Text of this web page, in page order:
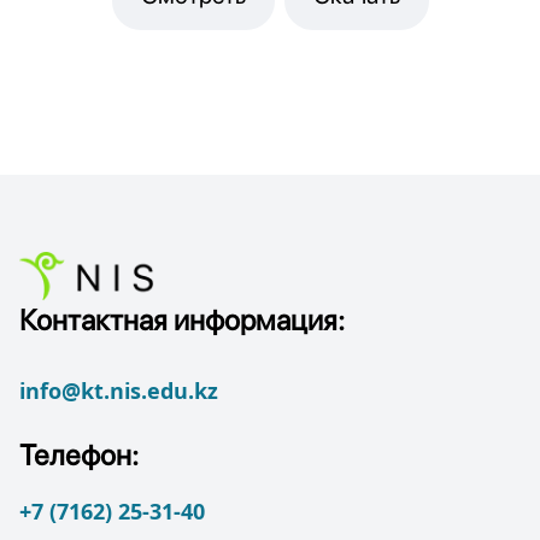
Контактная информация:
info@kt.nis.edu.kz
Телефон:
+7 (7162) 25-31-40